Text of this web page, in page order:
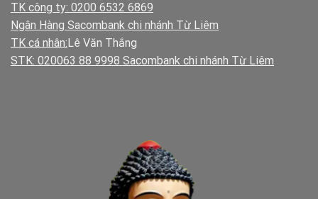
TK công ty: 0200 6532 6869
Ngân Hàng Sacombank chi nhánh Từ Liêm
TK cá nhân: Lê Văn Thắng
STK: 020063 88 9998 Sacombank chi nhánh Từ Liêm